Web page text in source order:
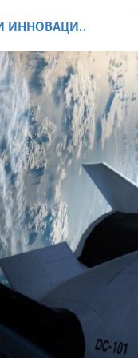
НАУКА, ТЕХНОЛОГИИ И ИННОВАЦИИ